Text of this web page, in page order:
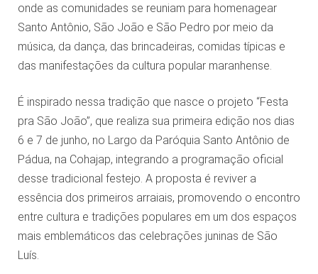
onde as comunidades se reuniam para homenagear
Santo Antônio, São João e São Pedro por meio da
música, da dança, das brincadeiras, comidas típicas e
das manifestações da cultura popular maranhense.
É inspirado nessa tradição que nasce o projeto “Festa
pra São João”, que realiza sua primeira edição nos dias
6 e 7 de junho, no Largo da Paróquia Santo Antônio de
Pádua, na Cohajap, integrando a programação oficial
desse tradicional festejo. A proposta é reviver a
essência dos primeiros arraiais, promovendo o encontro
entre cultura e tradições populares em um dos espaços
mais emblemáticos das celebrações juninas de São
Luís.